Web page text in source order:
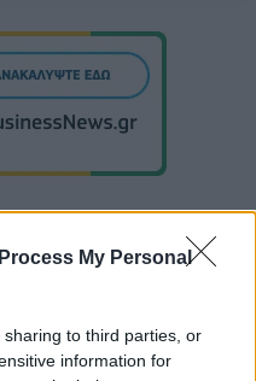
My Personal
to third parties, or
information for